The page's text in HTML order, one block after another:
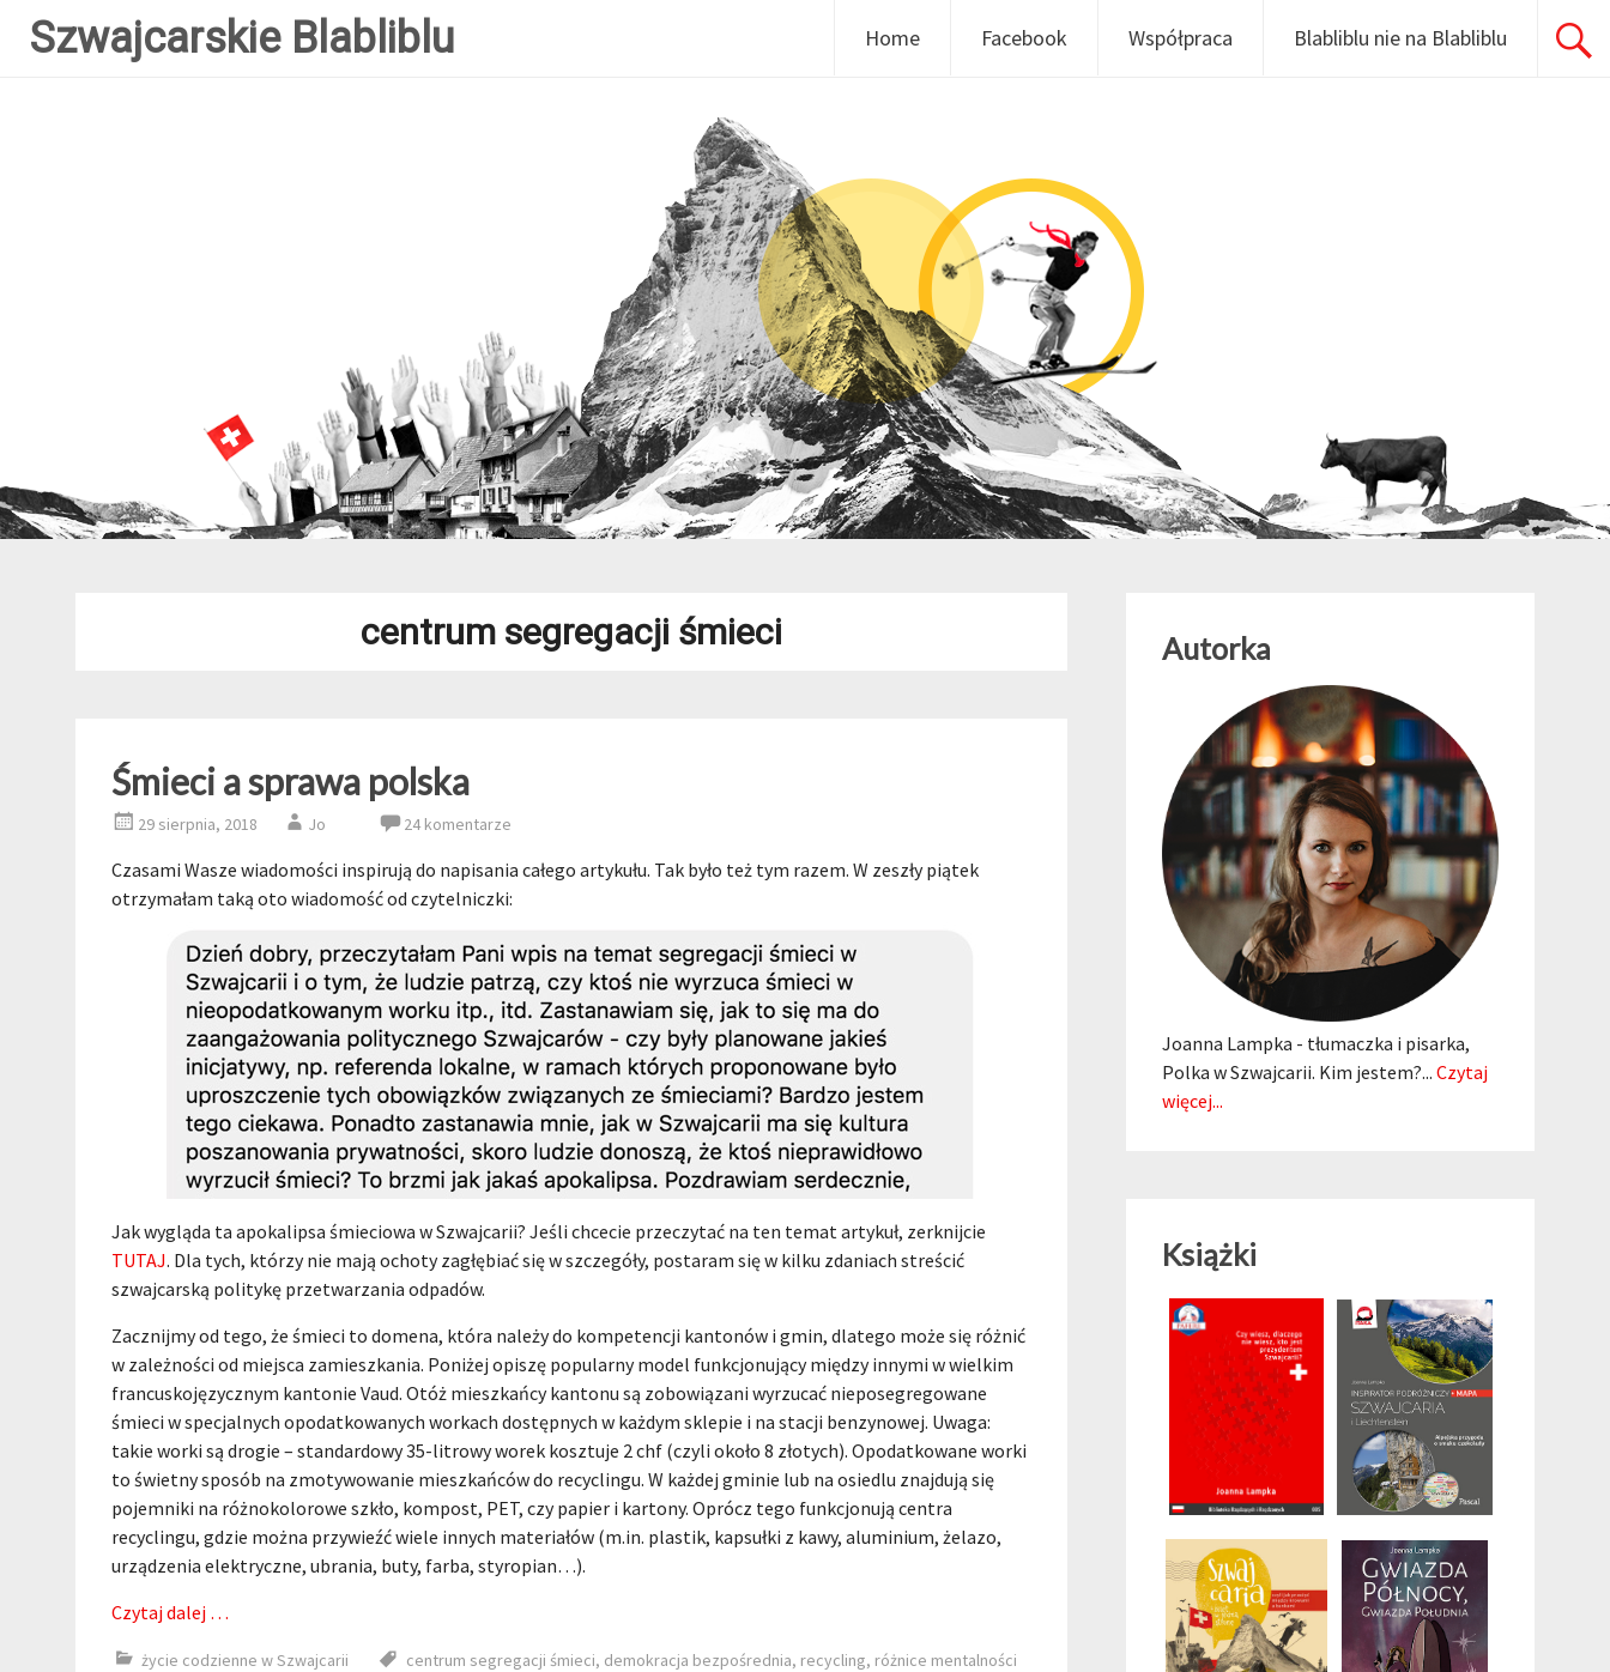
Szwajcarskie Blabliblu Home Facebook Współpraca Blabliblu nie na Blabliblu
centrum segregacji śmieci
Śmieci a sprawa polska
29 sierpnia, 2018 Jo 24 komentarze
Czasami Wasze wiadomości inspirują do napisania całego artykułu. Tak było też tym razem. W zeszły piątek
otrzymałam taką oto wiadomość od czytelniczki:
Jak wygląda ta apokalipsa śmieciowa w Szwajcarii? Jeśli chcecie przeczytać na ten temat artykuł, zerknijcie
TUTAJ. Dla tych, którzy nie mają ochoty zagłębiać się w szczegóły, postaram się w kilku zdaniach streścić
szwajcarską politykę przetwarzania odpadów.
Zacznijmy od tego, że śmieci to domena, która należy do kompetencji kantonów i gmin, dlatego może się różnić
w zależności od miejsca zamieszkania. Poniżej opiszę popularny model funkcjonujący między innymi w wielkim
francuskojęzycznym kantonie Vaud. Otóż mieszkańcy kantonu są zobowiązani wyrzucać nieposegregowane
śmieci w specjalnych opodatkowanych workach dostępnych w każdym sklepie i na stacji benzynowej. Uwaga:
takie worki są drogie – standardowy 35-litrowy worek kosztuje 2 chf (czyli około 8 złotych). Opodatkowane worki
to świetny sposób na zmotywowanie mieszkańców do recyclingu. W każdej gminie lub na osiedlu znajdują się
pojemniki na różnokolorowe szkło, kompost, PET, czy papier i kartony. Oprócz tego funkcjonują centra
recyclingu, gdzie można przywieźć wiele innych materiałów (m.in. plastik, kapsułki z kawy, aluminium, żelazo,
urządzenia elektryczne, ubrania, buty, farba, styropian…).
Czytaj dalej …
życie codzienne w Szwajcarii centrum segregacji śmieci, demokracja bezpośrednia, recycling, różnice mentalności
Autorka
Joanna Lampka - tłumaczka i pisarka,
Polka w Szwajcarii. Kim jestem?... Czytaj
więcej...
Książki